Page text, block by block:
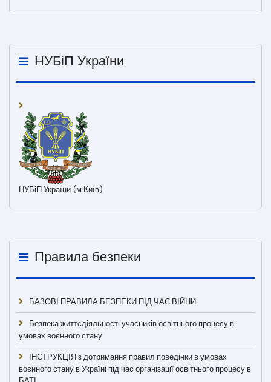
НУБіП України
НУБіП України (м.Київ)
Правила безпеки
БАЗОВІ ПРАВИЛА БЕЗПЕКИ ПІД ЧАС ВІЙНИ
Безпека життєдіяльності учасників освітнього процесу в
умовах воєнного стану
ІНСТРУКЦІЯ з дотримання правил поведінки в умовах
воєнного стану в Україні під час організації освітнього процесу в